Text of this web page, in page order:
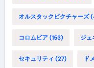
オルスタックピクチャーズ
コロムビア(153) ジェ
セキュリティ (27) ド